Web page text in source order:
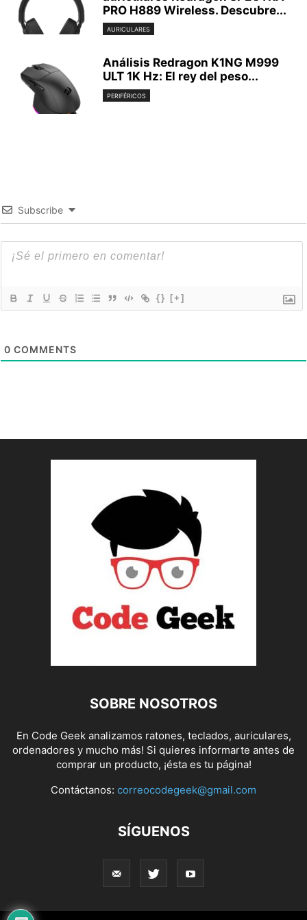
PRO H889 Wireless. Descubre...
AURICULARES
Análisis Redragon K1NG M999
ULT 1K Hz: El rey del peso...
PERIFÉRICOS
Subscribe
{} [+]
0 COMMENTS
SOBRE NOSOTROS
En Code Geek analizamos ratones, teclados, auriculares,
ordenadores y mucho más! Si quieres informarte antes de
comprar un producto, ¡ésta es tu página!
Contáctanos: correocodegeek@gmail.com
SÍGUENOS